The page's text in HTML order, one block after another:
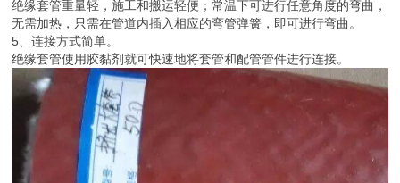
绝缘套管重量轻，施工和搬运轻便；常温下可进行任意角度的弯曲，
无需加热，只需在管道内插入相应的弯管弹簧，即可进行弯曲。
5、连接方式简单。
绝缘套管使用胶黏剂就可快速地将套管和配管管件进行连接。